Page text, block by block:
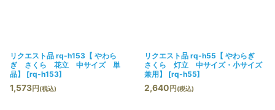
リクエスト品 rq-h153【 やわら
ぎ さくら 花立 中サイズ 単
品】
[rq-h153]
1,573円 (税込)
リクエスト品 rq-h55【 やわらぎ
さくら 灯立 中サイズ・小サイズ
兼用】
[rq-h55]
2,640 円 (税込)